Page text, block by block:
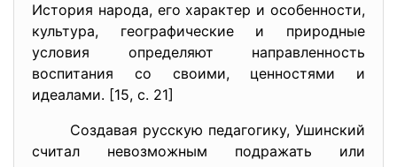
История народа, его характер и особенности,
культура, географические и природные
условия определяют направленность
воспитания со своими, ценностями и
идеалами. [15, с. 21]
Создавая русскую педагогику, Ушинский
считал невозможным подражать или